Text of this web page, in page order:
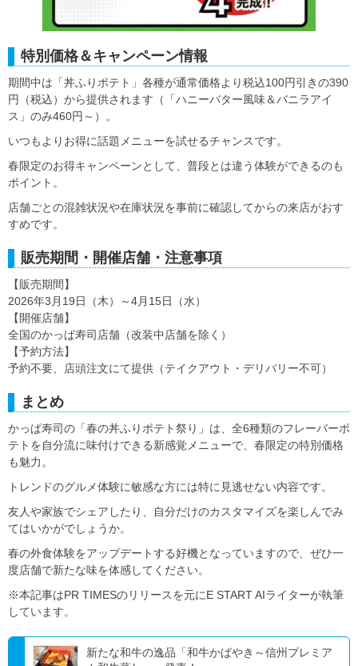
特別価格＆キャンペーン情報
期間中は「丼ふりポテト」各種が通常価格より税込100円引きの390
円（税込）から提供されます（「ハニーバター風味＆バニラアイ
ス」のみ460円～）。
いつもよりお得に話題メニューを試せるチャンスです。
春限定のお得キャンペーンとして、普段とは違う体験ができるのも
ポイント。
店舗ごとの混雑状況や在庫状況を事前に確認してからの来店がおす
すめです。
販売期間・開催店舗・注意事項
【販売期間】
2026年3月19日（木）～4月15日（水）
【開催店舗】
全国のかっぱ寿司店舗（改装中店舗を除く）
【予約方法】
予約不要、店頭注文にて提供（テイクアウト・デリバリー不可）
まとめ
かっぱ寿司の「春の丼ふりポテト祭り」は、全6種類のフレーバーポ
テトを自分流に味付けできる新感覚メニューで、春限定の特別価格
も魅力。
トレンドのグルメ体験に敏感な方には特に見逃せない内容です。
友人や家族でシェアしたり、自分だけのカスタマイズを楽しんでみ
てはいかがでしょうか。
春の外食体験をアップデートする好機となっていますので、ぜひ一
度店舗で新たな味を体感してください。
※本記事はPR TIMESのリリースを元にE START AIライターが執筆
しています。
新たな和牛の逸品「和牛かばやき～信州プレミア